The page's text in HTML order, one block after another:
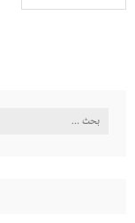
البحث